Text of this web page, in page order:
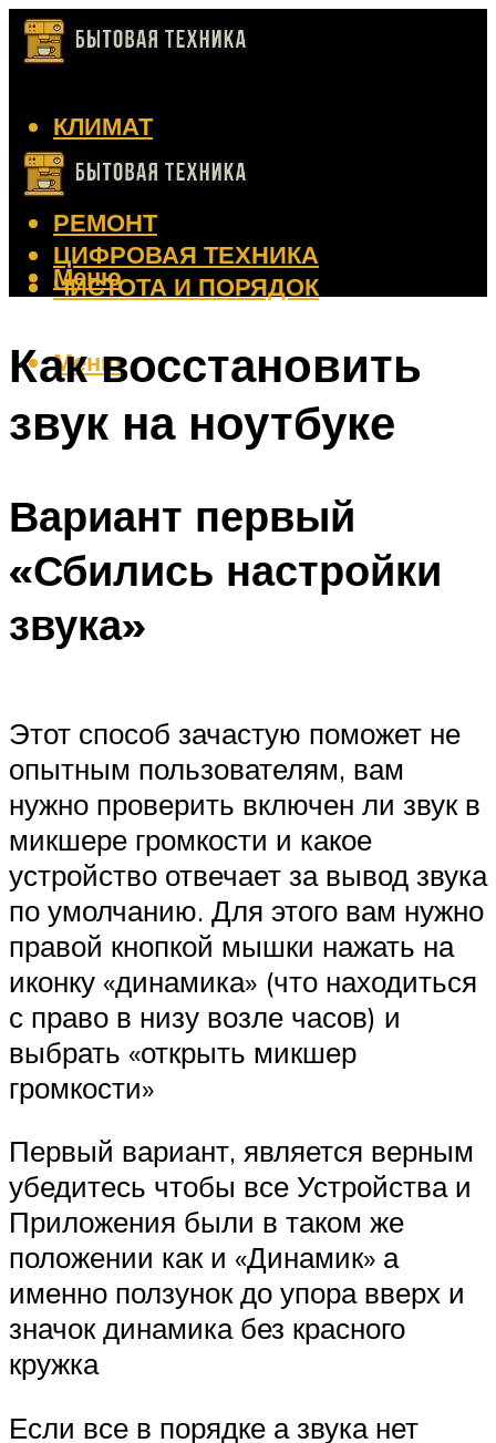
КЛИМАТ
КРАСОТА
КУХНЯ
РЕМОНТ
ЦИФРОВАЯ ТЕХНИКА
ЧИСТОТА И ПОРЯДОК
Меню
Меню
Как восстановить
звук на ноутбуке
Вариант первый
«Сбились настройки
звука»
Этот способ зачастую поможет не
опытным пользователям, вам
нужно проверить включен ли звук в
микшере громкости и какое
устройство отвечает за вывод звука
по умолчанию. Для этого вам нужно
правой кнопкой мышки нажать на
иконку «динамика» (что находиться
с право в низу возле часов) и
выбрать «открыть микшер
громкости»
Первый вариант, является верным
убедитесь чтобы все Устройства и
Приложения были в таком же
положении как и «Динамик» а
именно ползунок до упора вверх и
значок динамика без красного
кружка
Если все в порядке а звука нет